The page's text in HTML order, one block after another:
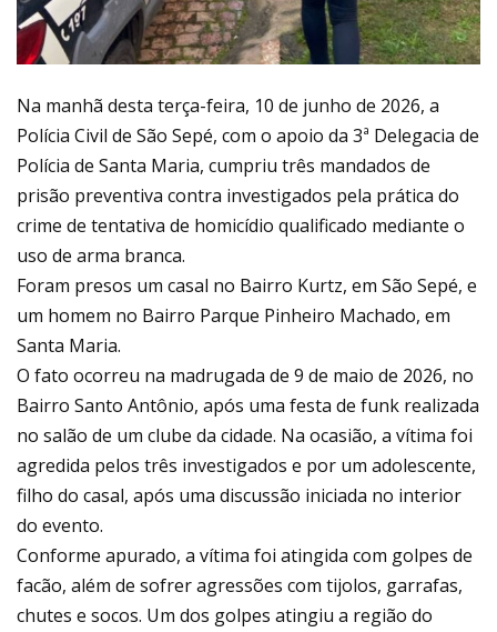
Na manhã desta terça-feira, 10 de junho de 2026, a
Polícia Civil de São Sepé, com o apoio da 3ª Delegacia de
Polícia de Santa Maria, cumpriu três mandados de
prisão preventiva contra investigados pela prática do
crime de tentativa de homicídio qualificado mediante o
uso de arma branca.
Foram presos um casal no Bairro Kurtz, em São Sepé, e
um homem no Bairro Parque Pinheiro Machado, em
Santa Maria.
O fato ocorreu na madrugada de 9 de maio de 2026, no
Bairro Santo Antônio, após uma festa de funk realizada
no salão de um clube da cidade. Na ocasião, a vítima foi
agredida pelos três investigados e por um adolescente,
filho do casal, após uma discussão iniciada no interior
do evento.
Conforme apurado, a vítima foi atingida com golpes de
facão, além de sofrer agressões com tijolos, garrafas,
chutes e socos. Um dos golpes atingiu a região do